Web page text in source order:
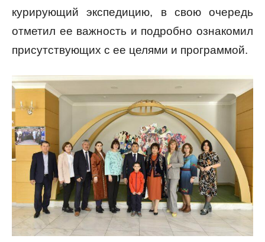
курирующий экспедицию, в свою очередь
отметил ее важность и подробно ознакомил
присутствующих с ее целями и программой.